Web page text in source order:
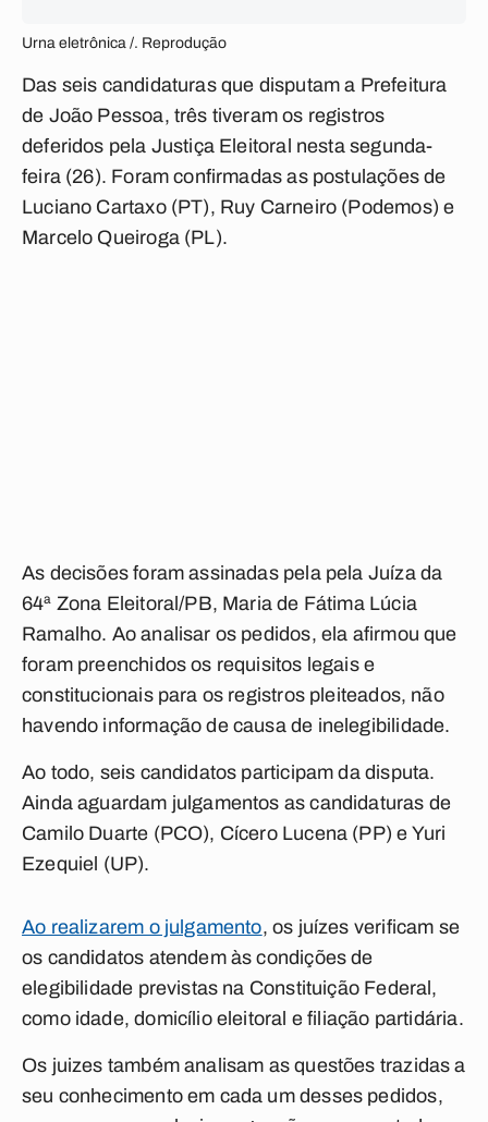
Urna eletrônica /. Reprodução
Das seis candidaturas que disputam a Prefeitura
de João Pessoa, três tiveram os registros
deferidos pela Justiça Eleitoral nesta segunda-
feira (26). Foram confirmadas as postulações de
Luciano Cartaxo (PT), Ruy Carneiro (Podemos) e
Marcelo Queiroga (PL).
As decisões foram assinadas pela pela Juíza da
64ª Zona Eleitoral/PB, Maria de Fátima Lúcia
Ramalho. Ao analisar os pedidos, ela afirmou que
foram preenchidos os requisitos legais e
constitucionais para os registros pleiteados, não
havendo informação de causa de inelegibilidade.
Ao todo, seis candidatos participam da disputa.
Ainda aguardam julgamentos as candidaturas de
Camilo Duarte (PCO), Cícero Lucena (PP) e Yuri
Ezequiel (UP).
Ao realizarem o julgamento, os juízes verificam se
os candidatos atendem às condições de
elegibilidade previstas na Constituição Federal,
como idade, domicílio eleitoral e filiação partidária.
Os juizes também analisam as questões trazidas a
seu conhecimento em cada um desses pedidos,